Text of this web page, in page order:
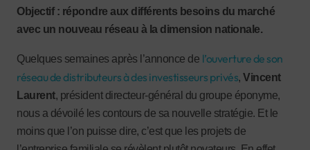
Objectif : répondre aux différents besoins du marché
avec un nouveau réseau à la dimension nationale.
Quelques semaines après l’annonce de l’ouverture de son
réseau de distributeurs à des investisseurs privés, Vincent
Laurent, président directeur-général du groupe éponyme,
nous a dévoilé les contours de sa nouvelle stratégie. Et le
moins que l’on puisse dire, c’est que les projets de